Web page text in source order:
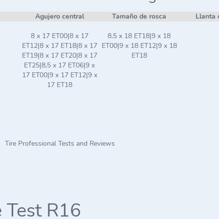
Agujero central Tamaño de rosca Llanta
8 x 17 ET00|8 x 17
ET12|8 x 17 ET18|8 x 17
ET19|8 x 17 ET20|8 x 17
ET25|8,5 x 17 ET06|9 x
17 ET00|9 x 17 ET12|9 x
17 ET18
8,5 x 18 ET18|9 x 18
ET00|9 x 18 ET12|9 x 18
ET18
Tire Professional Tests and Reviews
R16